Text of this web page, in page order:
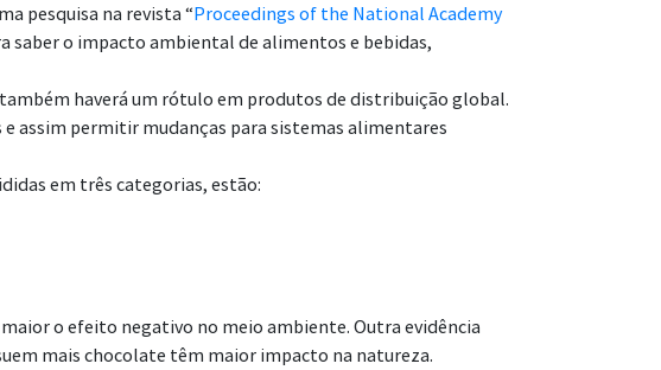
pesquisa na revista “Proceedings of the National Academy
saber o impacto ambiental de alimentos e bebidas,
haverá um rótulo em produtos de distribuição global.
assim permitir mudanças para sistemas alimentares
em três categorias, estão:
o efeito negativo no meio ambiente. Outra evidência
mais chocolate têm maior impacto na natureza.